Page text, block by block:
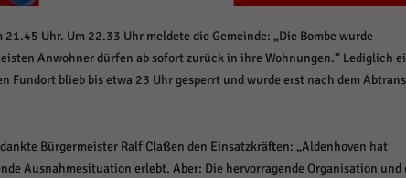
Uhr. Um 22.33 Uhr meldete die Gemeinde: „Die Bombe wurde
Anwohner dürfen ab sofort zurück in ihre Wohnungen.“ Lediglich
Fundort blieb bis etwa 23 Uhr gesperrt und wurde erst nach dem
Bürgermeister Ralf Claßen den Einsatzkräften: „Aldenhoven hat
Ausnahmesituation erlebt. Aber: Die hervorragende Organisation und